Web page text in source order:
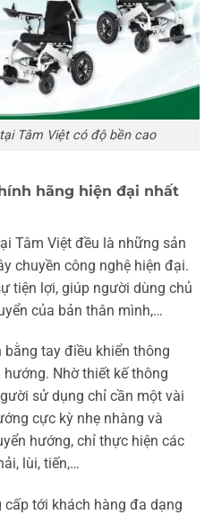
Tâm Việt có độ bền cao
hãng hiện đại nhất
Tâm Việt đều là những sản
chuyền công nghệ hiện đại.
tiện lợi, giúp người dùng chủ
của bản thân mình,…
tay điều khiển thông
Nhờ thiết kế thông
sử dụng chỉ cần một vài
cực kỳ nhẹ nhàng và
hướng, chỉ thực hiện các
lùi, tiến,…
tới khách hàng đa dạng